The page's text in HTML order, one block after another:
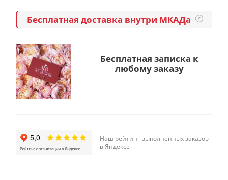
Бесплатная доставка внутри МКАДа ?
Бесплатная записка к
любому заказу
Наш рейтинг выполненных заказов
в Яндексе